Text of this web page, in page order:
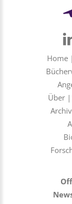
Home |
Über |
Archiv